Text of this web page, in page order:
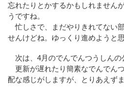
忘れたりとかするかもしれません
うですね。
忙しさで、まだやりきれてない
せんけどね。ゆっくり進めようと思
次は、4月のでんでんつうしんの
更新が遅れたり簡素なでんでん
配な感じがしますが、とりあえず